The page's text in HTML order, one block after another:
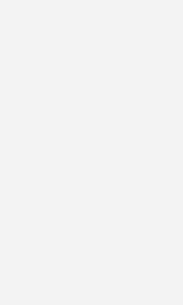
Altersstrategien und
Privatstunden und